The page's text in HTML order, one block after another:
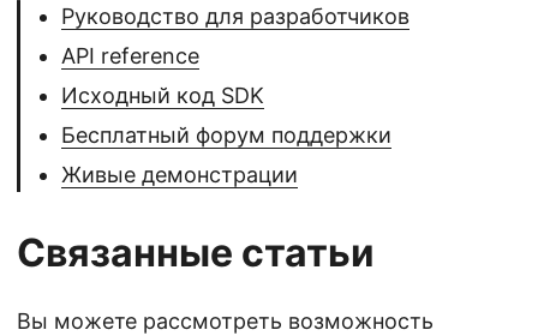
Руководство для разработчиков
API reference
Исходный код SDK
Бесплатный форум поддержки
Живые демонстрации
Связанные статьи
Вы можете рассмотреть возможность